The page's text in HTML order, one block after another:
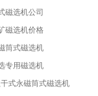
磁选机公司
磁选机价格
筒式磁选机
专用磁选机
式永磁筒式磁选机